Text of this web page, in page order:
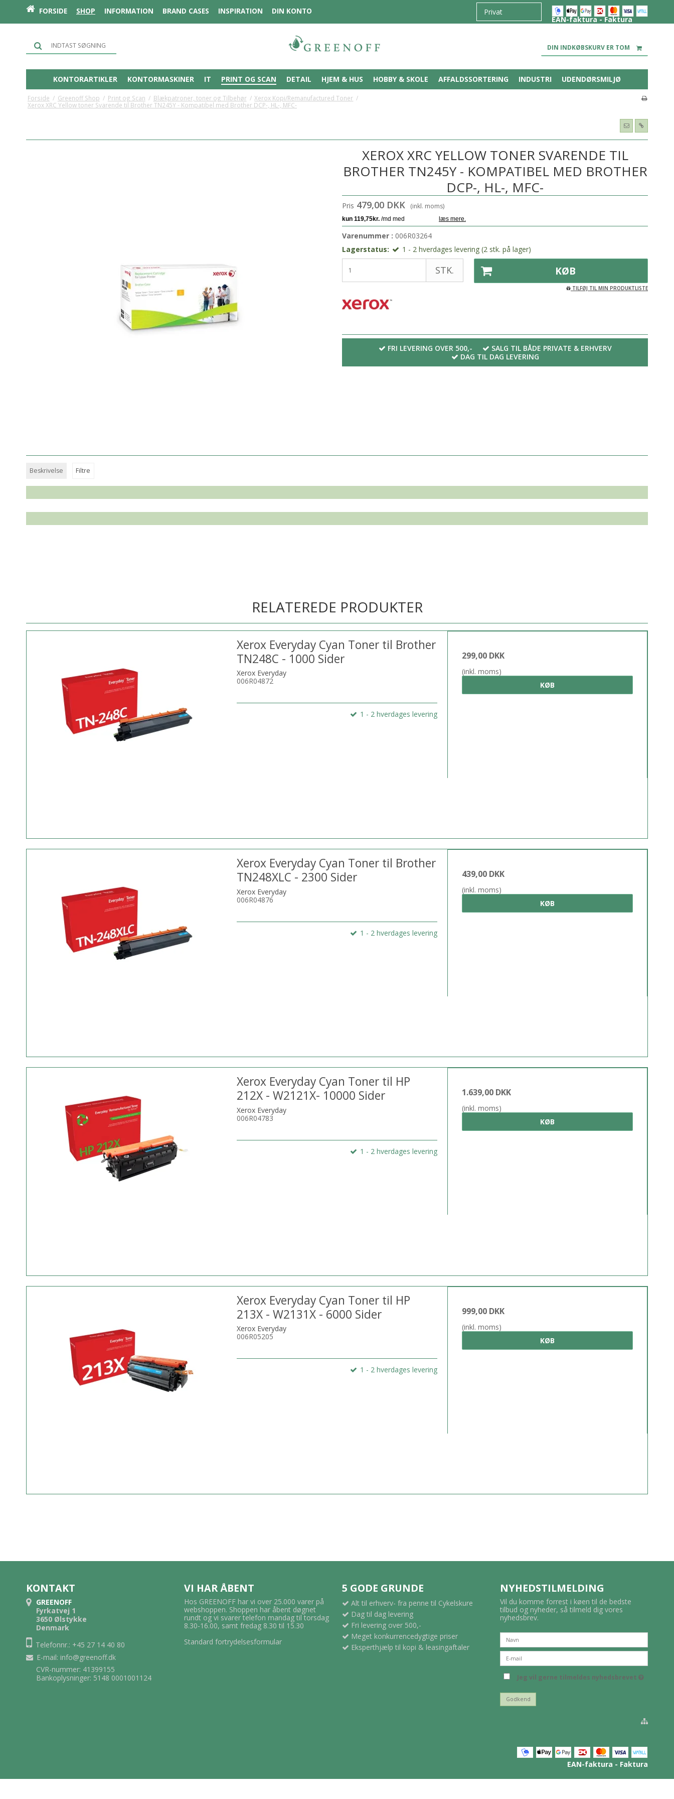
FORSIDE SHOP INFORMATION BRAND CASES INSPIRATION DIN KONTO
EAN-faktura - Faktura
DIN INDKØBSKURV ER TOM
KONTORARTIKLER KONTORMASKINER IT PRINT OG SCAN DETAIL HJEM & HUS HOBBY & SKOLE AFFALDSSORTERING INDUSTRI UDENDØRSMILJØ
Forside / Greenoff Shop / Print og Scan / Blækpatroner, toner og Tilbehør / Xerox Kopi/Remanufactured Toner /
Xerox XRC Yellow toner Svarende til Brother TN245Y - Kompatibel med Brother DCP-, HL-, MFC-
XEROX XRC YELLOW TONER SVARENDE TIL
BROTHER TN245Y - KOMPATIBEL MED BROTHER
DCP-, HL-, MFC-
Pris 479,00 DKK (inkl. moms)
Varenummer : 006R03264
Lagerstatus:
1 - 2 hverdages levering (2 stk. på lager)
STK. KØB
TILFØJ TIL MIN PRODUKTLISTE
FRI LEVERING OVER 500,-
SALG TIL BÅDE PRIVATE & ERHVERV
DAG TIL DAG LEVERING
Beskrivelse Filtre
RELATEREDE PRODUKTER
Xerox Everyday Cyan Toner til Brother
TN248C - 1000 Sider
Xerox Everyday
006R04872
1 - 2 hverdages levering
299,00 DKK
(inkl. moms)
KØB
Xerox Everyday Cyan Toner til Brother
TN248XLC - 2300 Sider
Xerox Everyday
006R04876
1 - 2 hverdages levering
439,00 DKK
(inkl. moms)
KØB
Xerox Everyday Cyan Toner til HP
212X - W2121X- 10000 Sider
Xerox Everyday
006R04783
1 - 2 hverdages levering
1.639,00 DKK
(inkl. moms)
KØB
Xerox Everyday Cyan Toner til HP
213X - W2131X - 6000 Sider
Xerox Everyday
006R05205
1 - 2 hverdages levering
999,00 DKK
(inkl. moms)
KØB
KONTAKT
GREENOFF
Fyrkatvej 1
3650 Ølstykke
Denmark
Telefonnr.: +45 27 14 40 80
E-mail: info@greenoff.dk
CVR-nummer: 41399155
Bankoplysninger: 5148 0001001124
VI HAR ÅBENT
Hos GREENOFF har vi over 25.000 varer på
webshoppen. Shoppen har åbent døgnet
rundt og vi svarer telefon mandag til torsdag
8.30-16.00, samt fredag 8.30 til 15.30
Standard fortrydelsesformular
5 GODE GRUNDE
Alt til erhverv- fra penne til Cykelskure
Dag til dag levering
Fri levering over 500,-
Meget konkurrencedygtige priser
Eksperthjælp til kopi & leasingaftaler
NYHEDSTILMELDING
Vil du komme forrest i køen til de bedste
tilbud og nyheder, så tilmeld dig vores
nyhedsbrev.
Jeg vil gerne tilmeldes nyhedsbrevet
Godkend
EAN-faktura - Faktura